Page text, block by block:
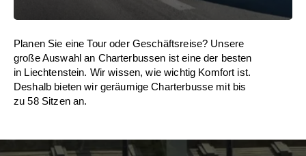
Planen Sie eine Tour oder Geschäftsreise? Unsere
große Auswahl an Charterbussen ist eine der besten
in Liechtenstein. Wir wissen, wie wichtig Komfort ist.
Deshalb bieten wir geräumige Charterbusse mit bis
zu 58 Sitzen an.